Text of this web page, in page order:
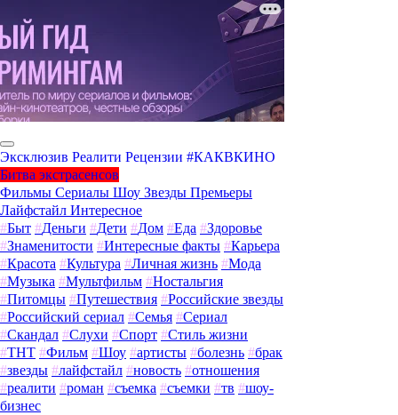
Эксклюзив Реалити Рецензии #КАКВКИНО
Битва экстрасенсов
Фильмы Сериалы Шоу Звезды Премьеры
Лайфстайл Интересное
#Быт #Деньги #Дети #Дом #Еда #Здоровье
#Знаменитости #Интересные факты #Карьера
#Красота #Культура #Личная жизнь #Мода
#Музыка #Мультфильм #Ностальгия
#Питомцы #Путешествия #Российские звезды
#Российский сериал #Семья #Сериал
#Скандал #Слухи #Спорт #Стиль жизни
#ТНТ #Фильм #Шоу #артисты #болезнь #брак
#звезды #лайфстайл #новость #отношения
#реалити #роман #съемка #съемки #тв #шоу-
бизнес